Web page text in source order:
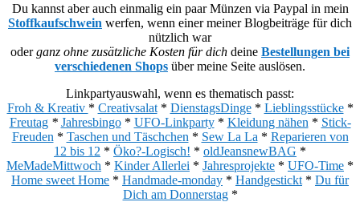
Du kannst aber auch einmalig ein paar Münzen via Paypal in mein
Stoffkaufschwein werfen, wenn einer meiner Blogbeiträge für dich
nützlich war
oderganz ohne zusätzliche Kosten für dich deine Bestellungen bei
verschiedenen Shops über meine Seite auslösen.
Linkpartyauswahl, wenn es thematisch passt:
Froh & Kreativ * Creativsalat* DienstagsDinge* Lieblingsstücke*
Freutag* Jahresbingo* UFO-Linkparty* Kleidung nähen * Stick-
Freuden * Taschen und Täschchen * Sew La La * Reparieren von
12 bis 12 * Öko?-Logisch! * oldJeansnewBAG *
MeMadeMittwoch * Kinder Allerlei * Jahresprojekte * UFO-Time *
Home sweet Home * Handmade-monday * Handgestickt * Du für
Dich am Donnerstag*